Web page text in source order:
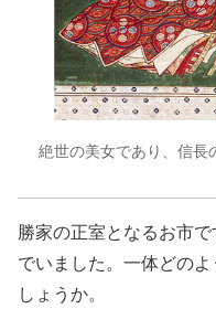
絶世の美女であり、信長
勝家の正室となるお市
でいました。一体どの
しょうか。